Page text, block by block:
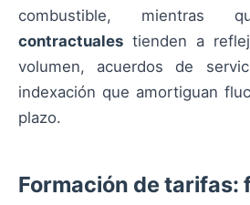
combustible,
contractuales tienden a
volumen, acuerdos de
indexación que amortiguan
plazo.
Formación de tarifas: